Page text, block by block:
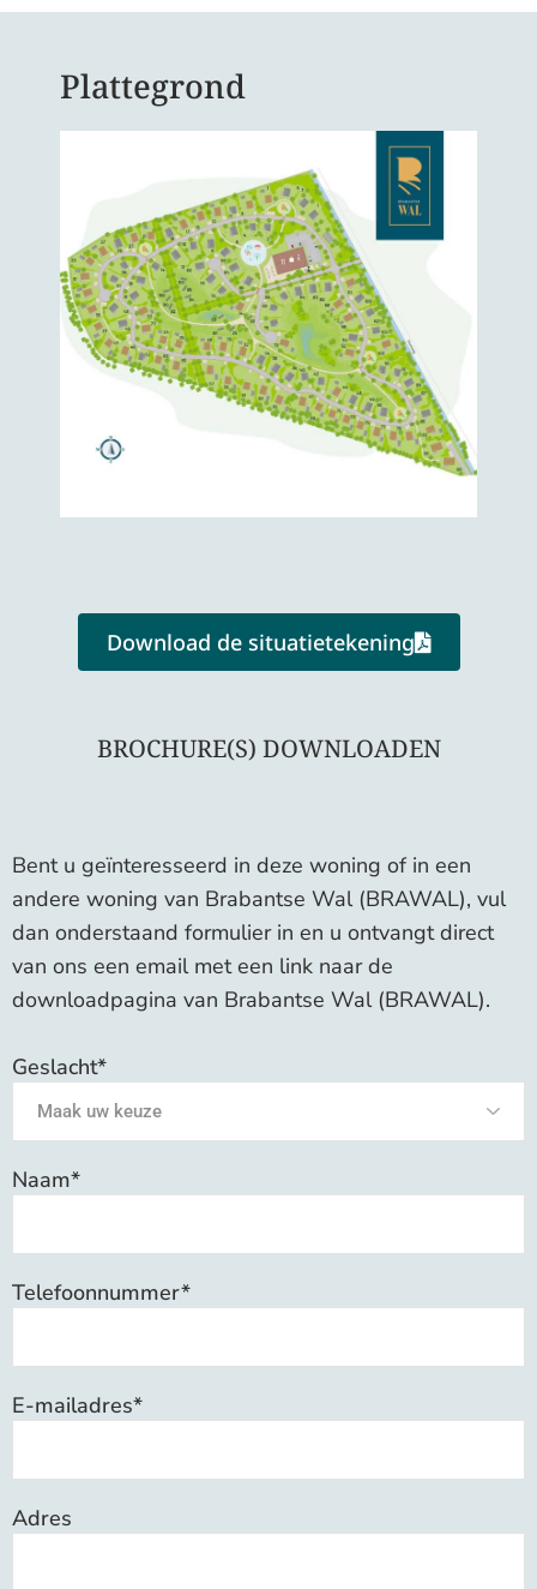
Plattegrond
Download de situatietekening
BROCHURE(S) DOWNLOADEN
Bent u geïnteresseerd in deze woning of in een
andere woning van Brabantse Wal (BRAWAL), vul
dan onderstaand formulier in en u ontvangt direct
van ons een email met een link naar de
downloadpagina van Brabantse Wal (BRAWAL).
Geslacht*
Naam*
Telefoonnummer*
E-mailadres*
Adres